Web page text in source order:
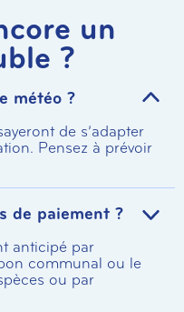
un
?
météo ?
de s’adapter
Pensez à prévoir
de paiement ?
anticipé par
communal ou le
ou par